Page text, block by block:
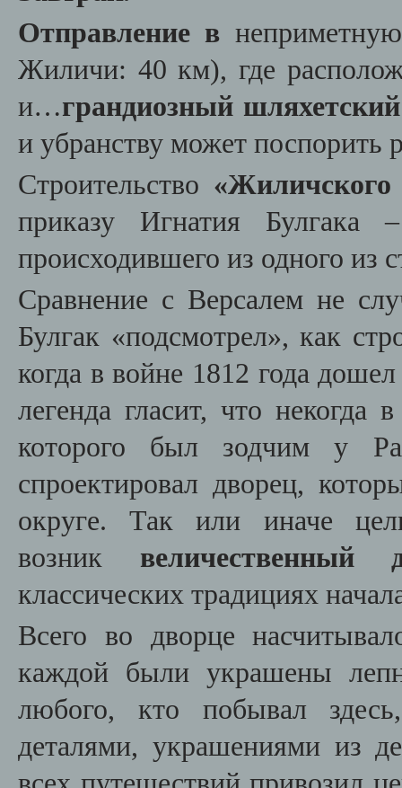
Отправление в
Жиличи: 40 км), где
и…грандиозный
и убранству может поспорить
Строительство «Жиличского
приказу Игнатия Булгака
происходившего из одного из
Сравнение с Версалем не
Булгак «подсмотрел», как
когда в войне 1812 года
легенда гласит, что некогда
которого был зодчим у
спроектировал дворец,
округе. Так или иначе
возник величественный
классических традициях
Всего во дворце
каждой были украшены
любого, кто побывал
деталями, украшениями из